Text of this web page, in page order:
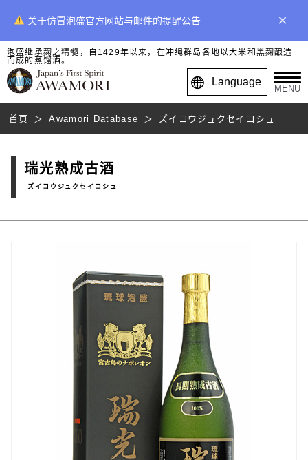
关于仿冒泡盛官方网站与邮件的提醒公告 ×
泡盛继承麹之精髓，自1429年以来，在冲绳群岛各地以大米和黑麹酿造
而成的蒸馏酒。
Language
MENU
首页 Awamori Database ズイコウジュクセイコシュ
瑞光熟成古酒
ズイコウジュクセイコシュ